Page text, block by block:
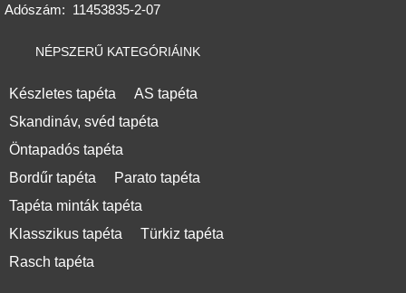
Adószám: 11453835-2-07
NÉPSZERŰ KATEGÓRIÁINK
Készletes tapéta
AS tapéta
Skandináv, svéd tapéta
Öntapadós tapéta
Bordűr tapéta
Parato tapéta
Tapéta minták tapéta
Klasszikus tapéta
Türkiz tapéta
Rasch tapéta